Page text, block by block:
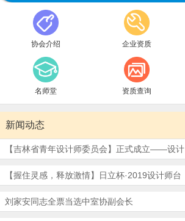
协会介绍 企业资质
名师堂 资质查询
新闻动态
【吉林省青年设计师委员会】正式成立——设计
师夏令营
【握住灵感，释放激情】日立杯·2019设计师台
球友谊赛圆满成功！
刘家安同志全票当选中室协副会长